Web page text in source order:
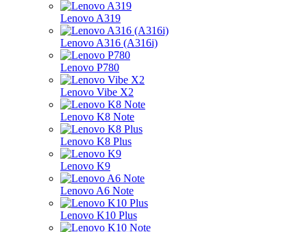
Lenovo A319
Lenovo A316 (A316i)
Lenovo P780
Lenovo Vibe X2
Lenovo K8 Note
Lenovo K8 Plus
Lenovo K9
Lenovo A6 Note
Lenovo K10 Plus